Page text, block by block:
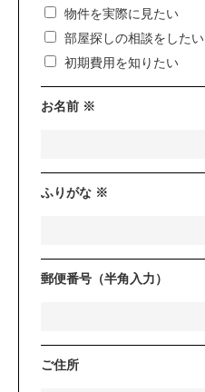
物件を実際に見たい
部屋探しの相談をしたい
初期費用を知りたい
お名前 ※
ふりがな ※
郵便番号（半角入力）
ご住所